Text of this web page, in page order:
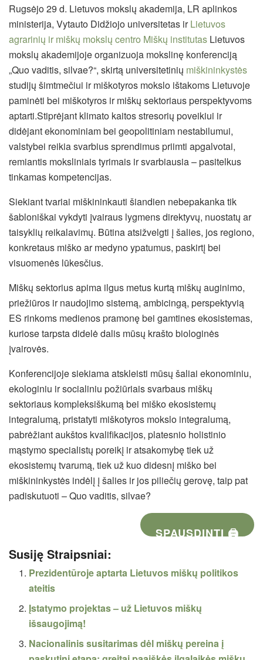
Rugsėjo 29 d. Lietuvos mokslų akademija, LR aplinkos
ministerija, Vytauto Didžiojo universitetas irLietuvos
agrarinių ir miškų mokslų centro Miškų institutas Lietuvos
mokslų akademijoje organizuoja mokslinę konferenciją
„Quo vaditis, silvae?“, skirtą universitetinių miškininkystės
studijų šimtmečiui ir miškotyros mokslo ištakoms Lietuvoje
paminėti bei miškotyros ir miškų sektoriaus perspektyvoms
aptarti.Stiprėjant klimato kaitos stresorių poveikiui ir
didėjant ekonominiam bei geopolitiniam nestabilumui,
valstybei reikia svarbius sprendimus priimti apgalvotai,
remiantis moksliniais tyrimais ir svarbiausia – pasitelkus
tinkamas kompetencijas.
Siekiant tvariai miškininkauti šiandien nebepakanka tik
šabloniškai vykdyti įvairaus lygmens direktyvų, nuostatų ar
taisyklių reikalavimų. Būtina atsižvelgti į šalies, jos regiono,
konkretaus miško ar medyno ypatumus, paskirtį bei
visuomenės lūkesčius.
Miškų sektorius apima ilgus metus kurtą miškų auginimo,
priežiūros ir naudojimo sistemą, ambicingą, perspektyvią
ES rinkoms medienos pramonę bei gamtines ekosistemas,
kuriose tarpsta didelė dalis mūsų krašto biologinės
įvairovės.
Konferencijoje siekiama atskleisti mūsų šaliai ekonominiu,
ekologiniu ir socialiniu požiūriais svarbaus miškų
sektoriaus kompleksiškumą bei miško ekosistemų
integralumą, pristatyti miškotyros mokslo integralumą,
pabrėžiant aukštos kvalifikacijos, platesnio holistinio
mąstymo specialistų poreikį ir atsakomybę tiek už
ekosistemų tvarumą, tiek už kuo didesnį miško bei
miškininkystės indėlį į šalies ir jos piliečių gerovę, taip pat
padiskutuoti – Quo vaditis, silvae?
SPAUSDINTI 🖨
Susiję Straipsniai:
Prezidentūroje aptarta Lietuvos miškų politikos
ateitis
Įstatymo projektas – už Lietuvos miškų
išsaugojimą!
Nacionalinis susitarimas dėl miškų pereina į